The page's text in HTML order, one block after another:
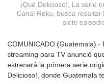
¡Qué Delicioso!, La serie
Canal Roku, busca
siete
COMUNICADO
streaming para TV anunció
estrenará la primera serie
Delicioso!, donde Guatemala